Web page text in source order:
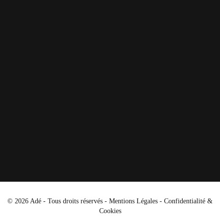
© 2026 Adé - Tous droits réservés - Mentions Légales - Confidentialité &
Cookies